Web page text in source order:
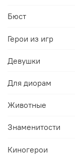
Бюст
Герои из игр
Девушки
Для диорам
Животные
Знаменитости
Киногерои